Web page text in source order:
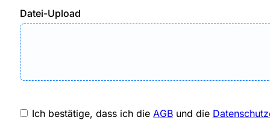
Datei-Upload
Ich bestätige, dass ich die AGBund die